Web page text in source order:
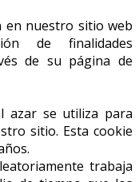
en nuestro sitio web
de finalidades
de su página de
azar se utiliza para
sitio. Esta cookie
trabaja